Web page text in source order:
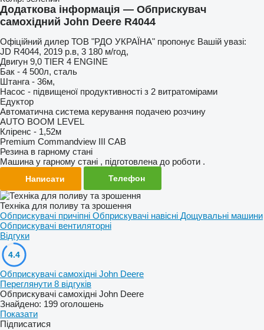
Додаткова інформація — Обприскувач
самохідний John Deere R4044
Офіційний дилер ТОВ "РДО УКРАЇНА" пропонує Вашій увазі:
JD R4044, 2019 р.в, 3 180 м/год,
Двигун 9,0 TIER 4 ENGINE
Бак - 4 500л, сталь
Штанга - 36м,
Насос - підвищеної продуктивності з 2 витратомірами
Едуктор
Автоматична система керування подачею розчину
AUTO BOOM LEVEL
Кліренс - 1,52м
Premium Commandview III CAB
Резина в гарному стані
Машина у гарному стані , підготовлена до роботи .
Написати Телефон
Техніка для поливу та зрошення
Обприскувачі причіпні Обприскувачі навісні Дощувальні машини
Обприскувачі вентиляторні
Відгуки
4.4
Обприскувачі самохідні John Deere
Переглянути 8 відгуків
Обприскувачі самохідні John Deere
Знайдено: 199 оголошень
Показати
Підписатися